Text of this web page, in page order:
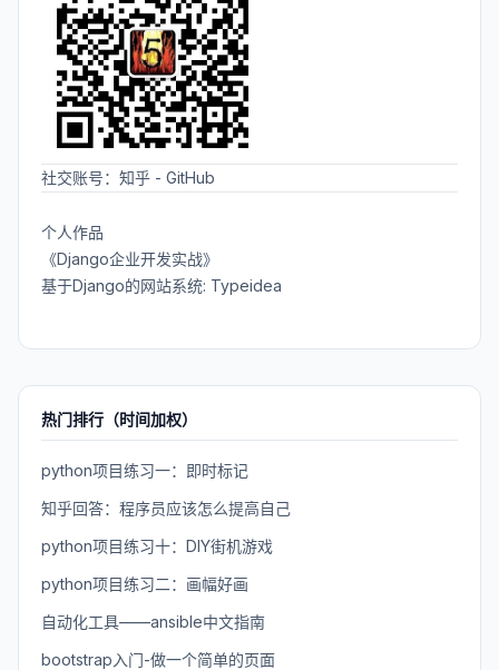
社交账号： 知乎 - GitHub
个人作品
《Django企业开发实战》
基于Django的网站系统: Typeidea
热门排行（时间加权）
python项目练习一：即时标记
知乎回答：程序员应该怎么提高自己
python项目练习十：DIY街机游戏
python项目练习二：画幅好画
自动化工具——ansible中文指南
bootstrap入门-做一个简单的页面